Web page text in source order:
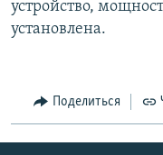
СОЦИАЛЬНЫЕ СЕТИ
Все сайты РСЕ/РС
устройство,
установлена.
Поделиться